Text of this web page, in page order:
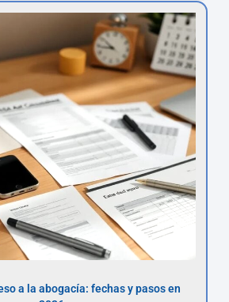
a la abogacía: fechas y pasos en